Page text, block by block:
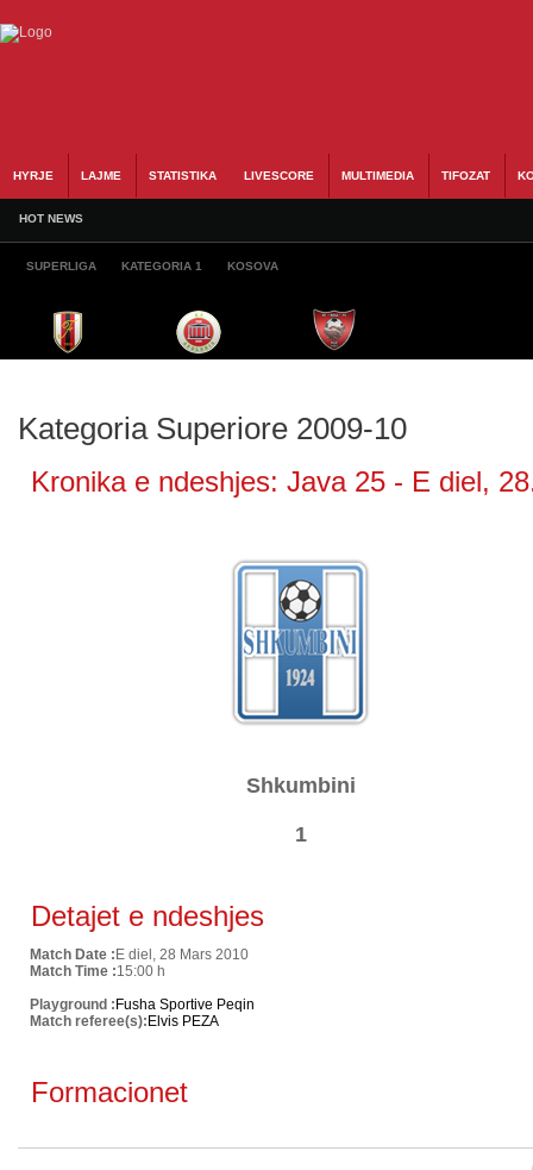
HYRJE LAJME STATISTIKA LIVESCORE MULTIMEDIA TIFOZAT
HOT NEWS
SUPERLIGA KATEGORIA 1 KOSOVA
Kategoria Superiore 2009-10
Kronika e ndeshjes: Java 25 - E diel,
Shkumbini
1
Detajet e ndeshjes
Match Date : E diel, 28 Mars 2010
Match Time :15:00 h
Playground : Fusha Sportive Peqin
Match referee(s): Elvis PEZA
Formacionet